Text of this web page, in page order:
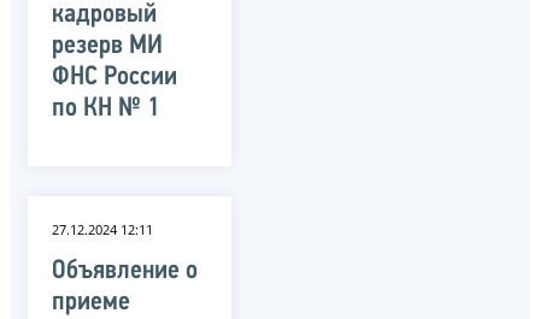
кадровый
резерв МИ
ФНС России
по КН № 1
27.12.2024 12:11
Объявление о
приеме